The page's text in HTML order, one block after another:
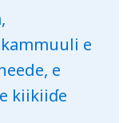
e
e
kiikiiɗe